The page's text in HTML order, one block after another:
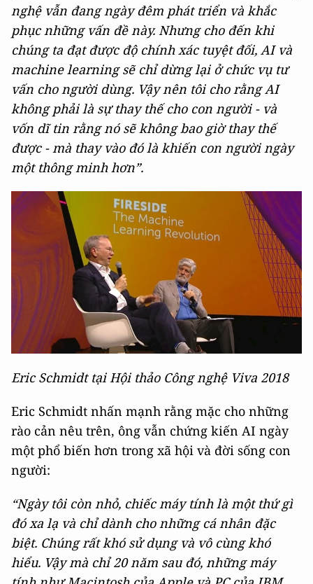
nghệ vẫn đang ngày đêm phát triển và khắc
phục những vấn đề này. Nhưng cho đến khi
chúng ta đạt được độ chính xác tuyệt đối, AI và
machine learning sẽ chỉ dừng lại ở chức vụ tư
vấn cho người dùng. Vậy nên tôi cho rằng AI
không phải là sự thay thế cho con người - và
vốn dĩ tin rằng nó sẽ không bao giờ thay thế
được - mà thay vào đó là khiến con người ngày
một thông minh hơn”.
Eric Schmidt tại Hội thảo Công nghệ Viva 2018
Eric Schmidt nhấn mạnh rằng mặc cho những
rào cản nêu trên, ông vẫn chứng kiến AI ngày
một phổ biến hơn trong xã hội và đời sống con
người:
“Ngày tôi còn nhỏ, chiếc máy tính là một thứ gì
đó xa lạ và chỉ dành cho những cá nhân đặc
biệt. Chúng rất khó sử dụng và vô cùng khó
hiểu. Vậy mà chỉ 20 năm sau đó, những máy